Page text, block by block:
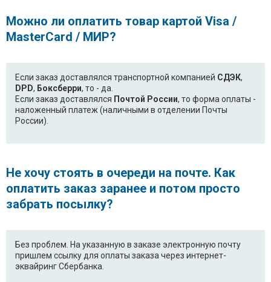
WD-80132SP.AOWPBWT
WD-
WD-10180SP.AOWPBWT WD-80186NUP.AGLPTSK
F8056LDP.ABWPCOM
WD-
10302NUP.AOWPBWT
WD-
80180NUP.AOWPTSK
WD-
12400SDK.AOWPTSK
WD-
F1292MD1.ABWPCOM F1221SDP.ABWPEAK
WD-
Можно ли оплатить товар картой Visa /
MasterCard / МИР?
Если заказ доставлялся транспортной компанией СДЭК,
DPD, Боксберри, то - да.
Если заказ доставлялся Почтой России, то форма оплаты -
наложенный платеж (наличными в отделении Почты
России).
Не хочу стоять в очереди на почте. Как
оплатить заказ заранее и потом просто
забрать посылку?
Без проблем. На указанную в заказе электронную почту
пришлем ссылку для оплаты заказа через интернет-
эквайринг Сбербанка.